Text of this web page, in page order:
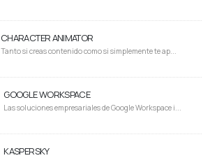
CHARACTER ANIMATOR
Tanto si creas contenido como si simplemente te ap...
GOOGLE WORKSPACE
Las soluciones empresariales de Google Workspace i...
KASPERSKY